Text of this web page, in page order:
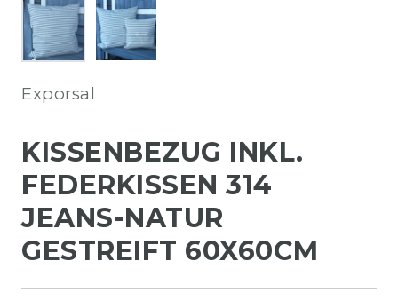
Exporsal
KISSENBEZUG INKL.
FEDERKISSEN 314
JEANS-NATUR
GESTREIFT 60X60CM